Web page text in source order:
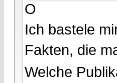
O
Ich bastele
Fakten, die
Welche